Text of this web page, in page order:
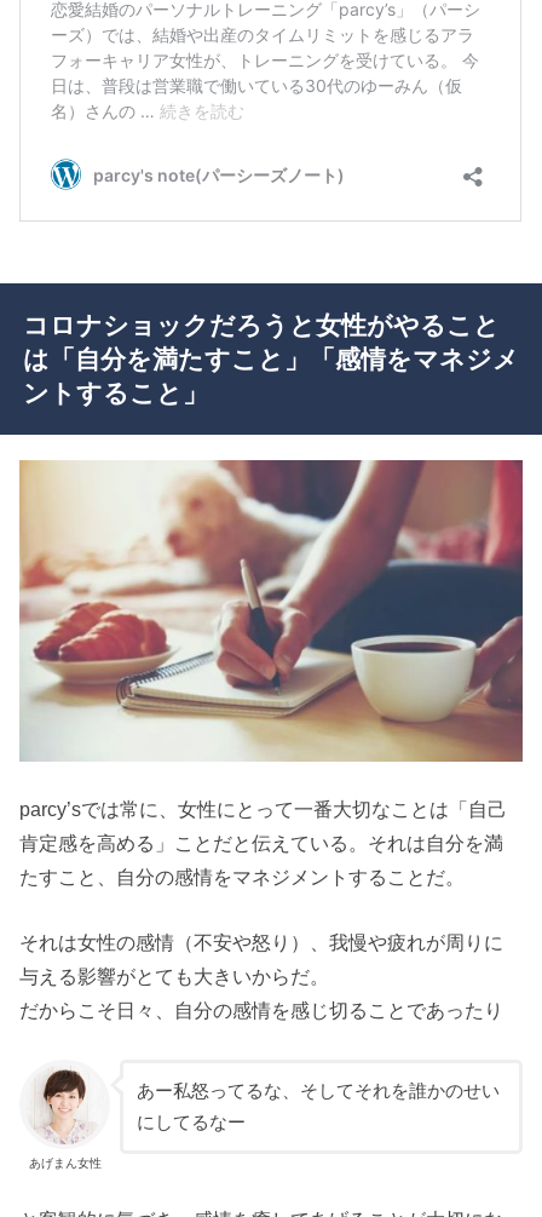
コロナショックだろうと女性がやること
は「自分を満たすこと」「感情をマネジメ
ントすること」
parcy’sでは常に、女性にとって一番大切なことは「自己
肯定感を高める」ことだと伝えている。それは自分を満
たすこと、自分の感情をマネジメントすることだ。
それは女性の感情（不安や怒り）、我慢や疲れが周りに
与える影響がとても大きいからだ。
だからこそ日々、自分の感情を感じ切ることであったり
あげまん女性
あー私怒ってるな、そしてそれを誰かのせい
にしてるなー